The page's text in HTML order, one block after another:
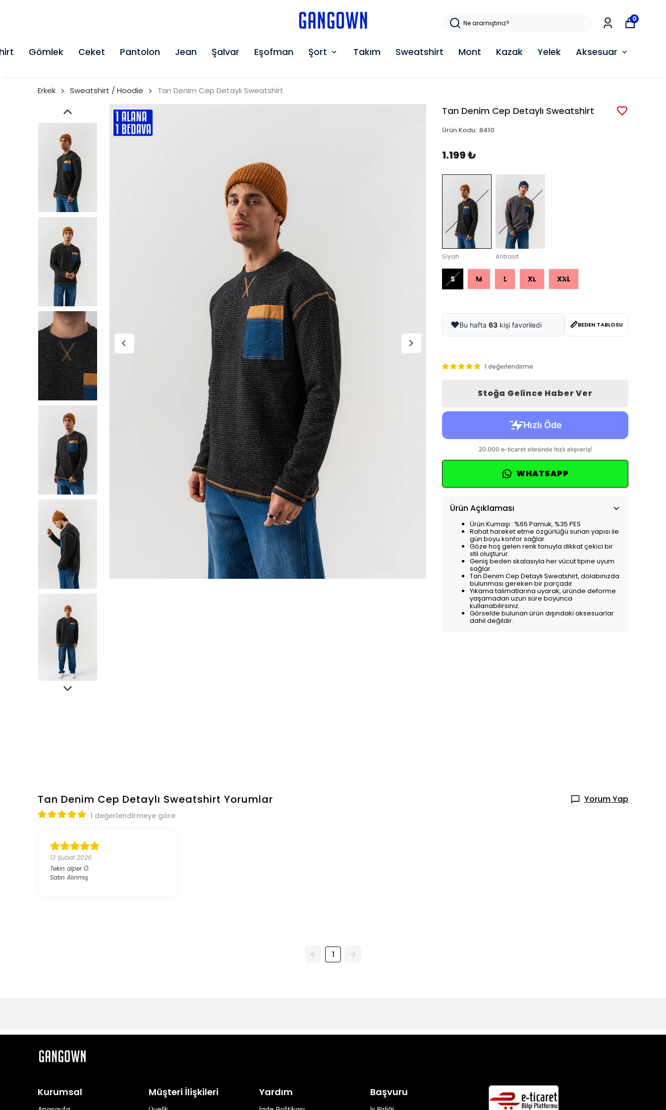
Gömlek Ceket Pantolon Jean Şalvar Eşofman Şort Takım Sweatshirt Mont Kazak Yelek Aksesuar
0
Erkek Sweatshirt / Hoodie Tan Denim Cep Detaylı Sweatshirt
Tan Denim Cep Detaylı Sweatshirt
Ürün Kodu: 8410
1.199 ₺
Siyah Antrasit
S M L XL XXL
❤️Bu hafta 63 kişi favoriledi 📏BEDEN TABLOSU
1 değerlendirme
Stoğa Gelince Haber Ver
WHATSAPP
Ürün Açıklaması
Ürün Kumaşı : %65 Pamuk, %35 PES
Rahat hareket etme özgürlüğü sunan yapısı ile
gün boyu konfor sağlar.
Göze hoş gelen renk tonuyla dikkat çekici bir
stil oluşturur.
Geniş beden skalasıyla her vücut tipine uyum
sağlar.
Tan Denim Cep Detaylı Sweatshirt, dolabınızda
bulunması gereken bir parçadır.
Yıkama talimatlarına uyarak, üründe deforme
yaşamadan uzun süre boyunca
kullanabilirsiniz.
Görselde bulunan ürün dışındaki aksesuarlar
dahil değildir.
Tan Denim Cep Detaylı Sweatshirt Yorumlar Yorum Yap
1 değerlendirmeye göre
13 Şubat 2026
Tekin alper Ö.
Satın Alınmış
1
Kurumsal Müşteri İlişkileri Yardım Başvuru